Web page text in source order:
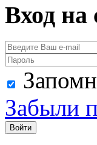
Вход на
Забыли